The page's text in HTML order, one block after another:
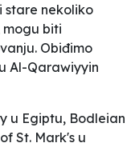
stare nekoliko
mogu biti
Obiđimo
Al-Qarawiyyin
u Egiptu, Bodleian
St. Mark's u